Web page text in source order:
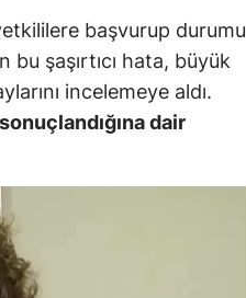
başvurup durumu
şaşırtıcı hata, büyük
incelemeye aldı.
dair